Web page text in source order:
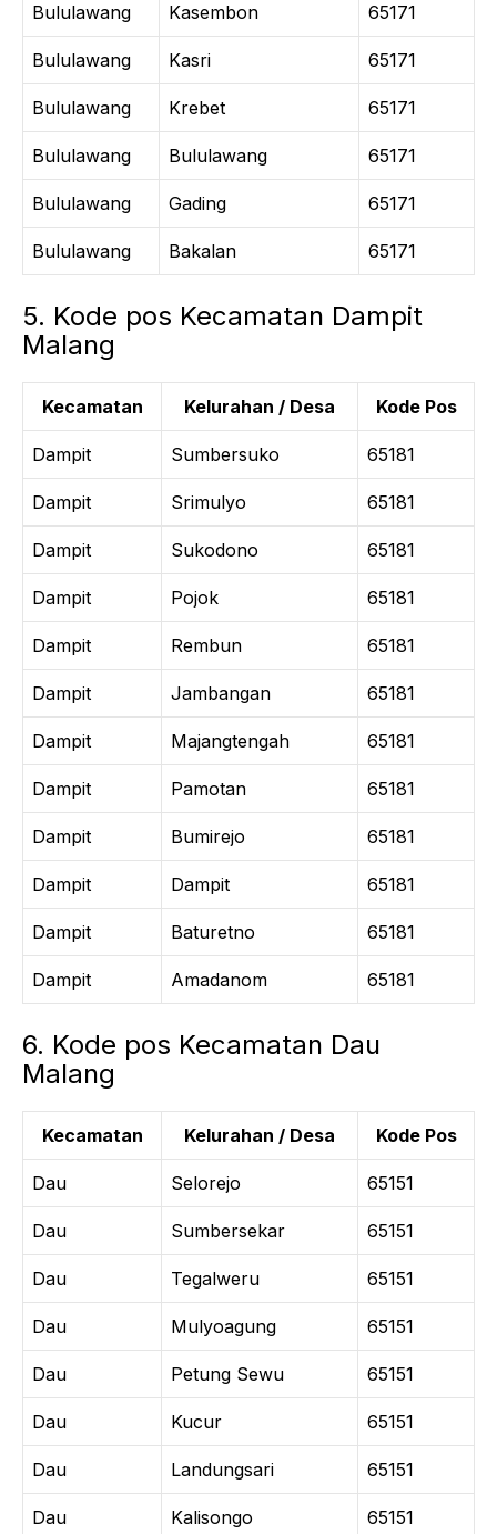
Bululawang Kasembon 65171
Bululawang Kasri 65171
Bululawang Krebet 65171
Bululawang Bululawang 65171
Bululawang Gading 65171
Bululawang Bakalan 65171
5. Kode pos Kecamatan Dampit
Malang
Kecamatan Kelurahan / Desa Kode Pos
Dampit Sumbersuko 65181
Dampit Srimulyo 65181
Dampit Sukodono 65181
Dampit Pojok 65181
Dampit Rembun 65181
Dampit Jambangan 65181
Dampit Majangtengah 65181
Dampit Pamotan 65181
Dampit Bumirejo 65181
Dampit Dampit 65181
Dampit Baturetno 65181
Dampit Amadanom 65181
6. Kode pos Kecamatan Dau
Malang
Kecamatan Kelurahan / Desa Kode Pos
Dau Selorejo 65151
Dau Sumbersekar 65151
Dau Tegalweru 65151
Dau Mulyoagung 65151
Dau Petung Sewu 65151
Dau Kucur 65151
Dau Landungsari 65151
Dau Kalisongo 65151